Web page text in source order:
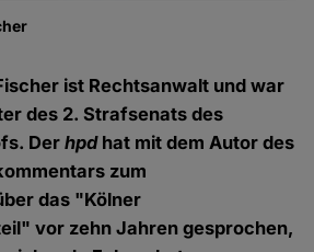
ist Rechtsanwalt und war
des 2. Strafsenats des
Derhpdhat mit dem Autor des
zum
das "Kölner
vor zehn Jahren gesprochen,